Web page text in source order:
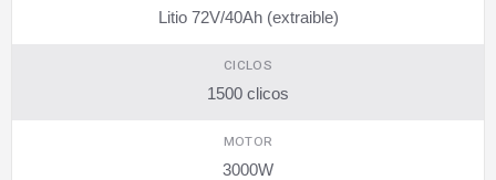
Litio 72V/40Ah (extraible)
CICLOS
1500 clicos
MOTOR
3000W